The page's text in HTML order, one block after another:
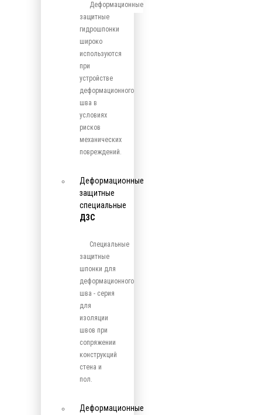
Деформационные
защитные
гидрошпонки
широко
используются
при
устройстве
деформационного
шва в
условиях
рисков
механических
повреждений.
Деформационные
защитные
специальные
ДЗС
Специальные
защитные
шпонки для
деформационного
шва - серия
для
изоляции
швов при
сопряжении
конструкций
стена и
пол.
Деформационные